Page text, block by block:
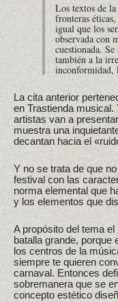
Los textos de
fronteras
igual que los
observada con
cuestionada.
también a la
inconformidad,
La cita anterior
en Trastienda
artistas van a
muestra una
decantan hacia el
Y no se trata de que
festival con las
norma elemental que
y los elementos que
A propósito del tema
batalla grande, porque
los centros de la
siempre te quieren
carnaval. Entonces
sobremanera que se
concepto estético